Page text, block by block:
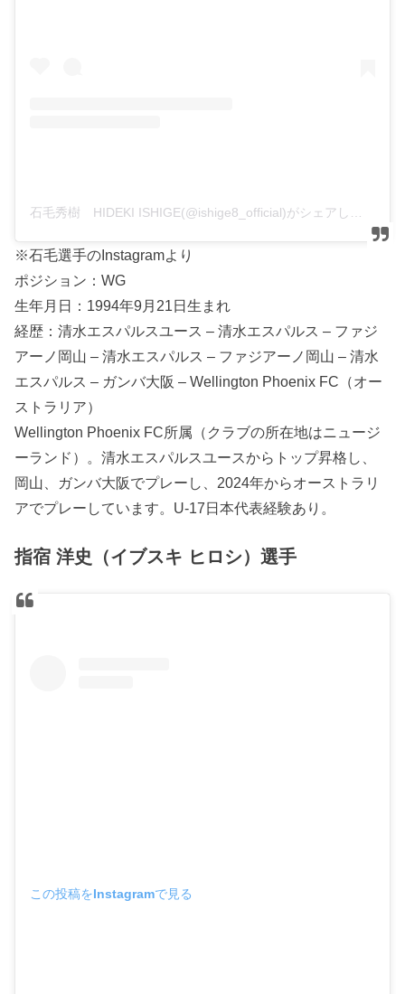
※石毛選手のInstagramより
ポジション：WG
生年月日：1994年9月21日生まれ
経歴：清水エスパルスユース – 清水エスパルス – ファジ
アーノ岡山 – 清水エスパルス – ファジアーノ岡山 – 清水
エスパルス – ガンバ大阪 – Wellington Phoenix FC（オー
ストラリア）
Wellington Phoenix FC所属（クラブの所在地はニュージ
ーランド）。清水エスパルスユースからトップ昇格し、
岡山、ガンバ大阪でプレーし、2024年からオーストラリ
アでプレーしています。U-17日本代表経験あり。
指宿 洋史（イブスキ ヒロシ）選手
この投稿をInstagramで見る